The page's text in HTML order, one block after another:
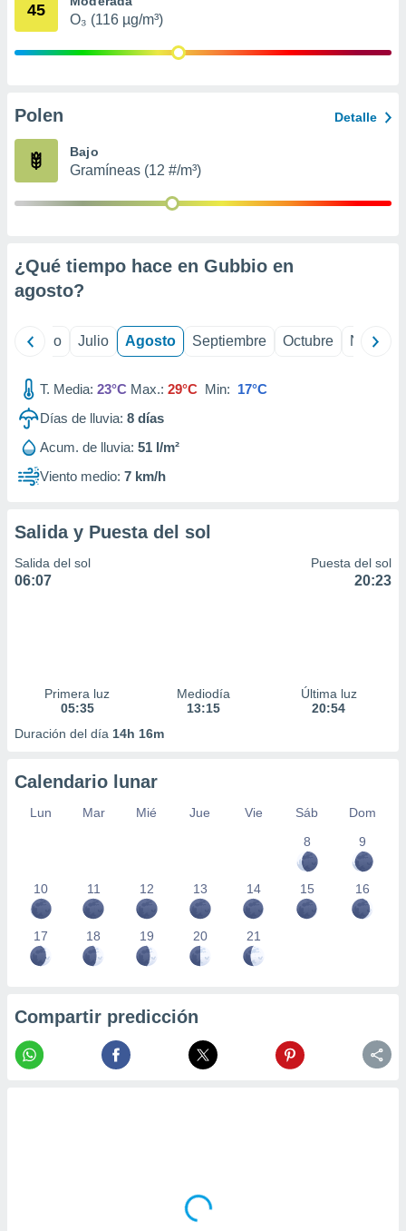
publicidad
de
1199
45
O₃ (116 µg/m³)
Polen Detalle
Bajo
Gramíneas (12 #/m³)
¿Qué tiempo hace en Gubbio en
agosto?
Junio Julio Agosto Septiembre Octubre
T. Media: 23°C Max.: 29°C Min: 17°C
Días de lluvia: 8 días
Acum. de lluvia: 51 l/m²
Viento medio: 7 km/h
Salida y Puesta del sol
Salida del sol
06:07
Puesta del sol
20:23
Primera luz
05:35
Mediodía
13:15
Última luz
20:54
Duración del día 14h 16m
Calendario lunar
Lun Mar Mié Jue Vie Sáb
Dom
8
9
10 11 12 13 14 15 16
17 18 19 20 21
Compartir predicción